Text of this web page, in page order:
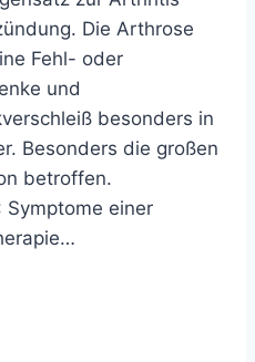
Die Arthrose
Fehl- oder
und
besonders in
Besonders die großen
betroffen.
Symptome einer